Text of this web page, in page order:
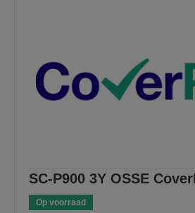
SC-P900 3Y OSSE
Op voorraad